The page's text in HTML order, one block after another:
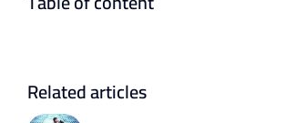
Related articles